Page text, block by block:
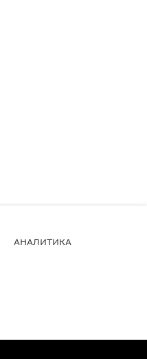
АНАЛИТИКА